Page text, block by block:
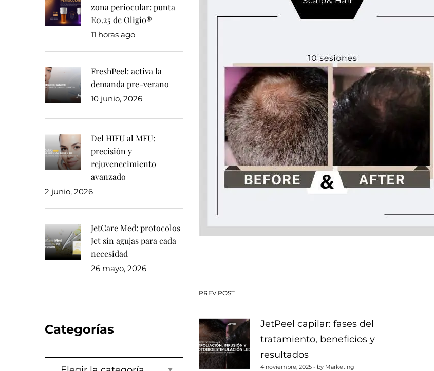
Navegación
de
entradas
PREV POST
JetPeel capilar: fases del
tratamiento, beneficios y
resultados
4 noviembre, 2025 - by Marketing
zona periocular: punta
E0.25 de Oligio®
11 horas ago
FreshPeel: activa la
demanda pre-verano
10 junio, 2026
Del HIFU al MFU:
precisión y
rejuvenecimiento
avanzado
2 junio, 2026
JetCare Med: protocolos
Jet sin agujas para cada
necesidad
26 mayo, 2026
Categorías
Categorías